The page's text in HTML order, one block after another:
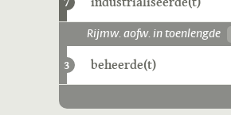
Rijmw. aofw. in toenlengde
3 beheerde(t)